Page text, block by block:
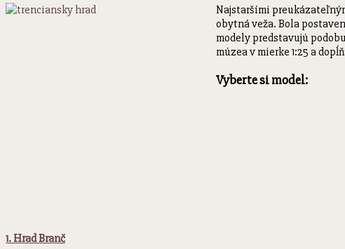
Najstaršími
obytná veža. Bola
modely predstavujú
múzea v mierke 1:25 a
Vyberte si model:
1. Hrad Branč